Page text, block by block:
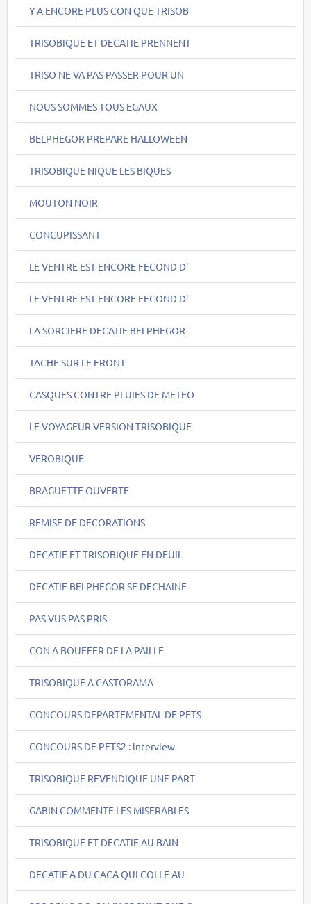
Y A ENCORE PLUS CON QUE TRISOB
TRISOBIQUE ET DECATIE PRENNENT
TRISO NE VA PAS PASSER POUR UN
NOUS SOMMES TOUS EGAUX
BELPHEGOR PREPARE HALLOWEEN
TRISOBIQUE NIQUE LES BIQUES
MOUTON NOIR
CONCUPISSANT
LE VENTRE EST ENCORE FECOND D'
LE VENTRE EST ENCORE FECOND D'
LA SORCIERE DECATIE BELPHEGOR
TACHE SUR LE FRONT
CASQUES CONTRE PLUIES DE METEO
LE VOYAGEUR VERSION TRISOBIQUE
VEROBIQUE
BRAGUETTE OUVERTE
REMISE DE DECORATIONS
DECATIE ET TRISOBIQUE EN DEUIL
DECATIE BELPHEGOR SE DECHAINE
PAS VUS PAS PRIS
CON A BOUFFER DE LA PAILLE
TRISOBIQUE A CASTORAMA
CONCOURS DEPARTEMENTAL DE PETS
CONCOURS DE PETS2 : interview
TRISOBIQUE REVENDIQUE UNE PART
GABIN COMMENTE LES MISERABLES
TRISOBIQUE ET DECATIE AU BAIN
DECATIE A DU CACA QUI COLLE AU